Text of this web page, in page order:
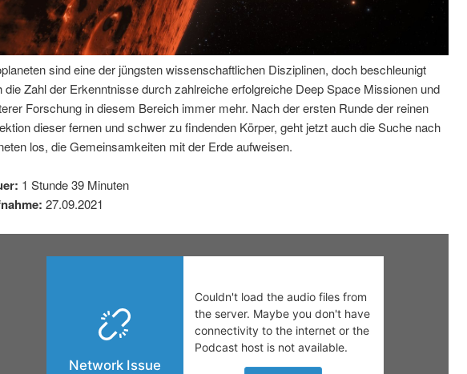
sind eine der jüngsten wissenschaftlichen Disziplinen, doch beschleunigt
die Zahl der Erkenntnisse durch zahlreiche erfolgreiche Deep Space Missionen und
Forschung in diesem Bereich immer mehr. Nach der ersten Runde der reinen
dieser fernen und schwer zu findenden Körper, geht jetzt auch die Suche nach
los, die Gemeinsamkeiten mit der Erde aufweisen.
1 Stunde 39 Minuten
27.09.2021